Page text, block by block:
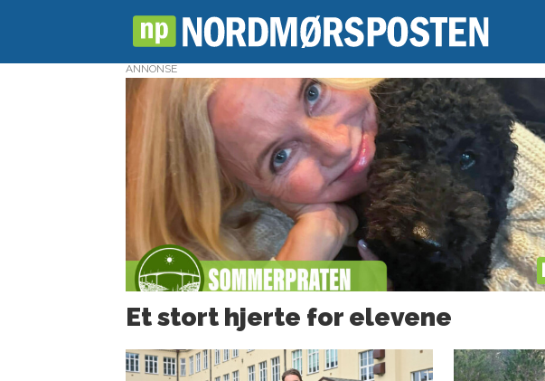
allanengen
ANNONSE
Et stort hjerte for elevene